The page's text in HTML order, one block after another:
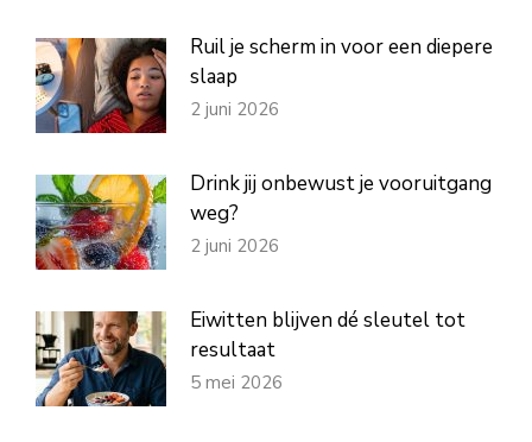
Ruil je scherm in voor een diepere
slaap
2 juni 2026
Drink jij onbewust je vooruitgang
weg?
2 juni 2026
Eiwitten blijven dé sleutel tot
resultaat
5 mei 2026